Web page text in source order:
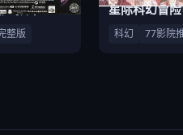
影片
整版
星际科幻冒
科幻 77影院